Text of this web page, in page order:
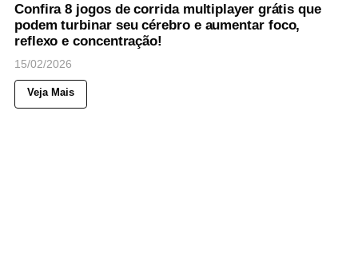
Confira 8 jogos de corrida multiplayer grátis que
podem turbinar seu cérebro e aumentar foco,
reflexo e concentração!
15/02/2026
Veja Mais